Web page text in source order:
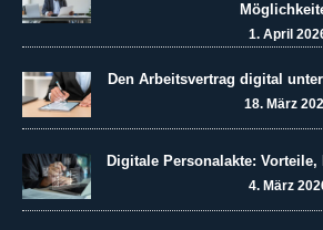
1. April
Den Arbeitsvertrag digital
18. März
Digitale Personalakte:
4. März